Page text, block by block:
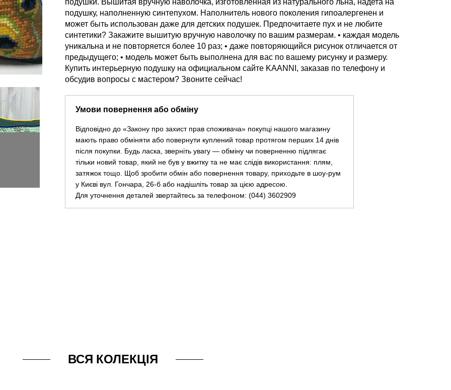
подушки. Вышитая вручную наволочка, изготовленная из натурального льна, надета на
подушку, наполненную синтепухом. Наполнитель нового поколения гипоалергенен и
может быть использован даже для детских подушек. Предпочитаете пух и не любите
синтетики? Закажите вышитую вручную наволочку по вашим размерам. • каждая модель
уникальна и не повторяется более 10 раз; • даже повторяющийся рисунок отличается от
предыдущего; • модель может быть выполнена для вас по вашему рисунку и размеру.
Купить интерьерную подушку на официальном сайте KAANNI, заказав по телефону и
обсудив вопросы с мастером? Звоните сейчас!
Умови повернення або обміну
Відповідно до «Закону про захист прав споживача» покупці нашого магазину
мають право обміняти або повернути куплений товар протягом перших 14 днів
після покупки. Будь ласка, зверніть увагу — обміну чи поверненню підлягає
тільки новий товар, який не був у вжитку та не має слідів використання: плям,
затяжок тощо. Щоб зробити обмін або повернення товару, приходьте в шоу-рум
у Києві вул. Гончара, 26-б або надішліть товар за цією адресою.
Для уточнення деталей звертайтесь за телефоном: (044) 3602909
ВСЯ КОЛЕКЦІЯ